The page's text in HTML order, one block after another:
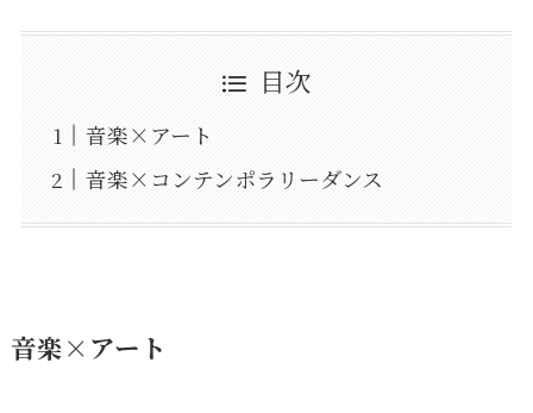
目次
音楽×アート
音楽×コンテンポラリーダンス
音楽×アート